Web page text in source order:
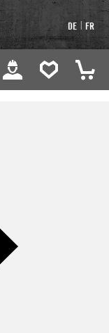
DE | FR